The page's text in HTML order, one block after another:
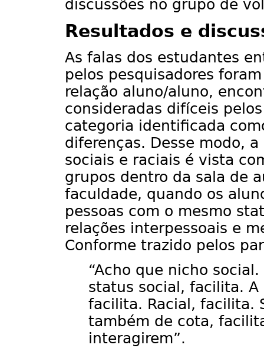
discussões no grupo de
Resultados e
As falas dos estudantes
pelos pesquisadores
relação aluno/aluno,
consideradas difíceis
categoria identificada
diferenças. Desse modo,
sociais e raciais é vista
grupos dentro da sala de
faculdade, quando os
pessoas com o mesmo
relações interpessoais e
Conforme trazido pelos
“Acho que nicho
status social, facilita. A
facilita. Racial, facilita.
também de cota,
interagirem”.